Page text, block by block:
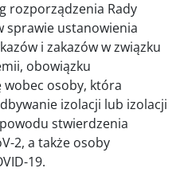
rozporządzenia Rady
sprawie ustanowienia
i zakazów w związku
obowiązku
osoby, która
izolacji lub izolacji
stwierdzenia
2, a także osoby
19.